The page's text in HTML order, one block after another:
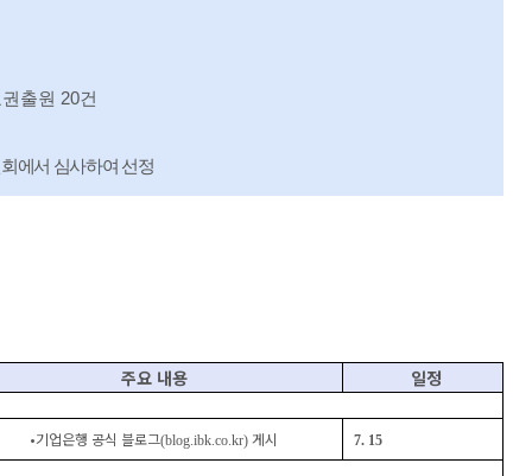
출원 20건
에서 심사하여 선정
주요 내용 일정
•기업은행 공식 블로그(blog.ibk.co.kr)게시 7. 15